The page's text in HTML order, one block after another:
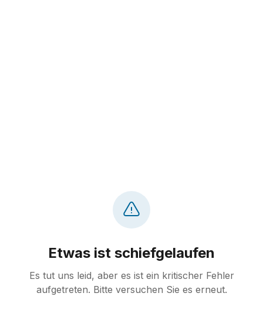
Etwas ist schiefgelaufen
Es tut uns leid, aber es ist ein kritischer Fehler
aufgetreten. Bitte versuchen Sie es erneut.